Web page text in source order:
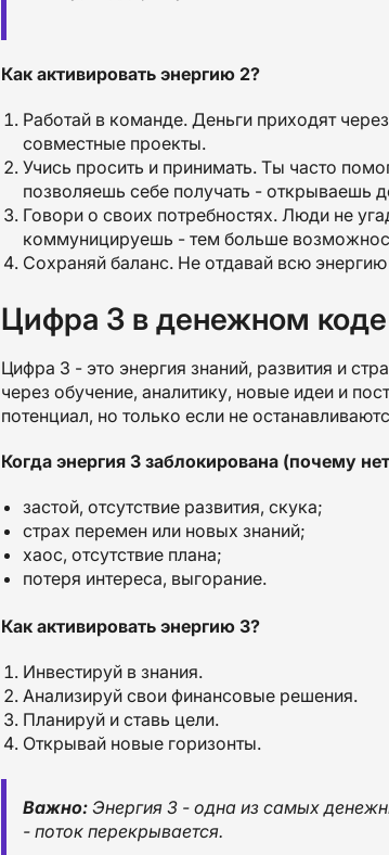
Как активировать энергию 2?
Работай в команде. Деньги приходят
совместные проекты.
Учись просить и принимать. Ты часто
позволяешь себе получать - открываешь
Говори о своих потребностях. Люди не
коммуницируешь - тем больше
Сохраняй баланс. Не отдавай всю
Цифра 3 в денежном коде
Цифра 3 - это энергия знаний, развития и
через обучение, аналитику, новые идеи и
потенциал, но только если не
Когда энергия 3 заблокирована (почему
застой, отсутствие развития, скука;
страх перемен или новых знаний;
хаос, отсутствие плана;
потеря интереса, выгорание.
Как активировать энергию 3?
Инвестируй в знания.
Анализируй свои финансовые решения.
Планируй и ставь цели.
Открывай новые горизонты.
Важно:Энергия 3 - одна из самых
- поток перекрывается.